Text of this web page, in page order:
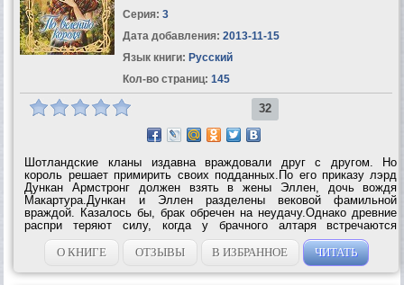
Серия: 3
Дата добавления: 2013-11-15
Язык книги: Русский
Кол-во страниц: 145
32
Шотландские кланы издавна враждовали друг с другом. Но
король решает примирить своих подданных.По его приказу лэрд
Дункан Армстронг должен взять в жены Эллен, дочь вождя
Макартура.Дункан и Эллен разделены вековой фамильной
враждой. Казалось бы, брак обречен на неудачу.Однако древние
распри теряют силу, когда у брачного алтаря встречаются
прекрасная девушка, рожденная для любви, и сильный, отважный
мужчина, способный подарить...
О КНИГЕ ОТЗЫВЫ В ИЗБРАННОЕ ЧИТАТЬ